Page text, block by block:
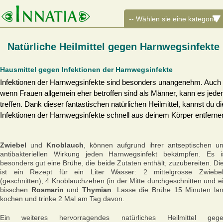
Natürliche Heilmittel gegen Harnwegsinfekte
Hausmittel gegen Infektionen der Harnwegsinfekte
Infektionen der Harnwegsinfekte sind besonders unangenehm. Auch
wenn Frauen allgemein eher betroffen sind als Männer, kann es
treffen. Dank dieser fantastischen natürlichen Heilmittel, kannst du
Infektionen der Harnwegsinfekte schnell aus deinem Körper
Zwiebel und Knoblauch , können aufgrund ihrer antseptischen
antibakteriellen Wirkung jeden Harnwegsinfekt bekämpfen. Es
besonders gut eine Brühe, die beide Zutaten enthält, zuzubereiten.
ist ein Rezept für ein Liter Wasser: 2 mittelgrosse
(geschnitten), 4 Knoblauchzehen (in der Mitte durchgeschnitten und
bisschen Rosmarin undThymian . Lasse die Brühe 15 Minuten
kochen und trinke 2 Mal am Tag davon.
Ein weiteres hervorragendes natürliches Heilmittel